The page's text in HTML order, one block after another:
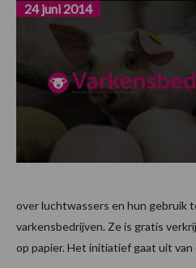
24 juni 2014
over luchtwassers en hun gebruik
varkensbedrijven. Ze is gratis
op papier. Het initiatief gaat uit van